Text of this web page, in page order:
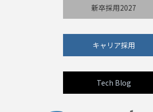
新卒採用2027
キャリア採用
Tech Blog